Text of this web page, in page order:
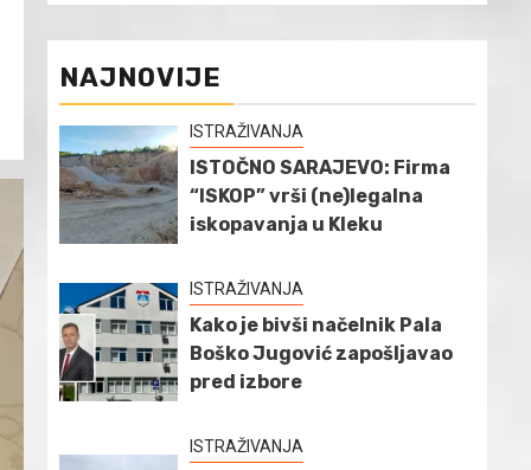
NAJNOVIJE
ISTRAŽIVANJA
ISTOČNO SARAJEVO: Firma
“ISKOP” vrši (ne)legalna
iskopavanja u Kleku
ISTRAŽIVANJA
Kako je bivši načelnik Pala
Boško Jugović zapošljavao
pred izbore
ISTRAŽIVANJA